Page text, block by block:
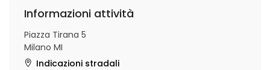
Informazioni attività
Piazza Tirana 5
Milano MI
Indicazioni stradali